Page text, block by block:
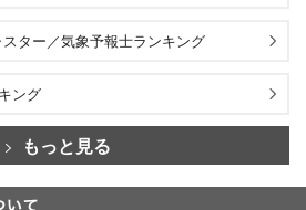
ター／気象予報士ランキング
ング
もっと見る